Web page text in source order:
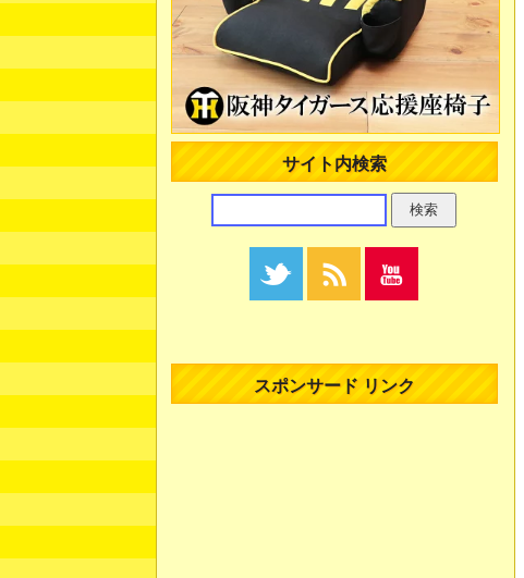
サイト内検索
スポンサード リンク